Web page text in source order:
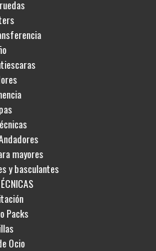
mayores
y basculantes
Packs
Ocio